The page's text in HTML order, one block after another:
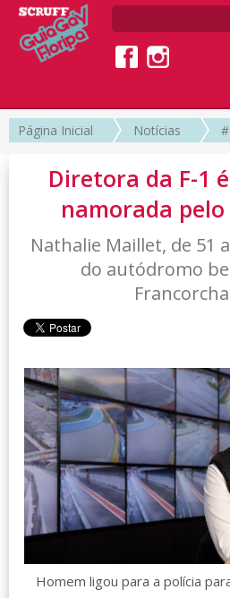
Página Inicial Notícias
Diretora da F-1
namorada
Nathalie Maillet, de 51
do autódromo
Homem ligou para a polícia